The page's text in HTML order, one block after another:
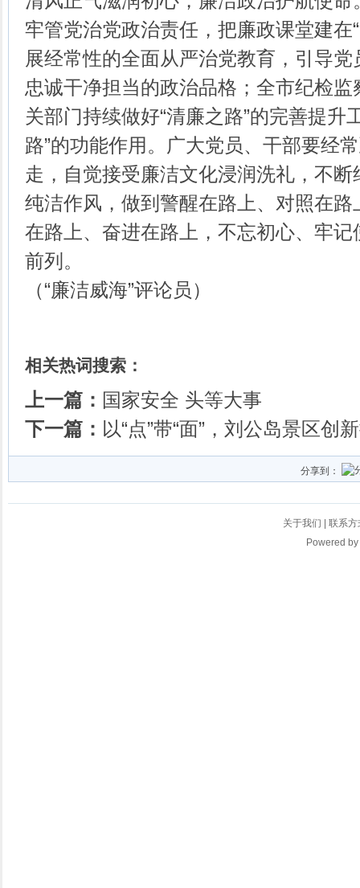
牢管党治党政治责任，把廉政课堂建在
展经常性的全面从严治党教育，引导
忠诚干净担当的政治品格；全市纪检
关部门持续做好“清廉之路”的完善提升
路”的功能作用。广大党员、干部要经
走，自觉接受廉洁文化浸润洗礼，不
纯洁作风，做到警醒在路上、对照在
在路上、奋进在路上，不忘初心、牢
前列。
（“廉洁威海”评论员）
相关热词搜索：
上一篇： 国家安全 头等大事
下一篇： 以“点”带“面”，刘公岛景区创
分享到：
关于我们 | 联系方
Powered by